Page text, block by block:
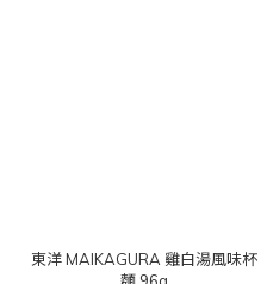
東洋 MAIKAGURA 雞白湯風味杯